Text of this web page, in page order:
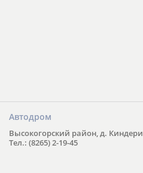
Автодром
Высокогорский район, д. Киндери
Тел.: (8265) 2-19-45